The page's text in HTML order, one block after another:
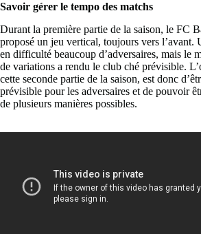
Savoir gérer le tempo des matchs
Durant la première partie de la saison, le FC
proposé un jeu vertical, toujours vers l’avant.
en difficulté beaucoup d’adversaires, mais le
de variations a rendu le club ché prévisible.
cette seconde partie de la saison, est donc
prévisible pour les adversaires et de pouvoir
de plusieurs manières possibles.